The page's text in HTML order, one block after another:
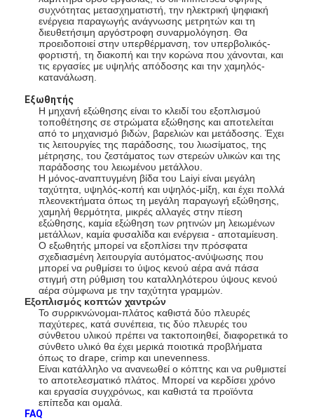
Μηχανή επιστρώματος εξώθησης
μηχάνημα επίστρωσης του χαρτιού
Πλαισιωμένη διπλάσιο μηχανή τοποθέτησης σε στρώματα
Μέρη μηχανών ελασματοποίησης
Φγμένη λειωμένο μέταλλο μηχανή υφάσματος
συχνότητας μετασχηματιστή, την ηλεκτρική ψηφιακή
ενέργεια παραγωγής ανάγνωσης μετρητών και τη
διευθετήσιμη αργόστροφη συναρμολόγηση. Θα
προειδοποιεί στην υπερθέρμανση, τον υπερβολικός-
φορτιστή, τη διακοπή και την κορώνα που χάνονται, και
τις εργασίες με υψηλής απόδοσης και την χαμηλός-
κατανάλωση.
Εξωθητής
Η μηχανή εξώθησης είναι το κλειδί του εξοπλισμού
τοποθέτησης σε στρώματα εξώθησης και αποτελείται
από το μηχανισμό βιδών, βαρελιών και μετάδοσης. Έχει
τις λειτουργίες της παράδοσης, του λιωσίματος, της
μέτρησης, του ζεστάματος των στερεών υλικών και της
παράδοσης του λειωμένου μετάλλου.
Η μόνος-αναπτυγμένη βίδα του Laiyi είναι μεγάλη
ταχύτητα, υψηλός-κοπή και υψηλός-μίξη, και έχει πολλά
πλεονεκτήματα όπως τη μεγάλη παραγωγή εξώθησης,
χαμηλή θερμότητα, μικρές αλλαγές στην πίεση
εξώθησης, καμία εξώθηση των ρητινών μη λειωμένων
μετάλλων, καμία φυσαλίδα και ενέργεια - αποταμίευση.
Ο εξωθητής μπορεί να εξοπλίσει την πρόσφατα
σχεδιασμένη λειτουργία αυτόματος-ανύψωσης που
μπορεί να ρυθμίσει το ύψος κενού αέρα ανά πάσα
στιγμή στη ρύθμιση του καταλληλότερου ύψους κενού
αέρα σύμφωνα με την ταχύτητα γραμμών.
Εξοπλισμός κοπτών χαντρών
Το συρρικνώνομαι-πλάτος καθιστά δύο πλευρές
παχύτερες, κατά συνέπεια, τις δύο πλευρές του
σύνθετου υλικού πρέπει να τακτοποιηθεί, διαφορετικά το
σύνθετο υλικό θα έχει μερικά ποιοτικά προβλήματα
όπως το drape, crimp και unevenness.
Είναι κατάλληλο να ανανεωθεί ο κόπτης και να ρυθμιστεί
το αποτελεσματικό πλάτος. Μπορεί να κερδίσει χρόνο
και εργασία συγχρόνως, και καθιστά τα προϊόντα
επίπεδα και ομαλά.
FAQ